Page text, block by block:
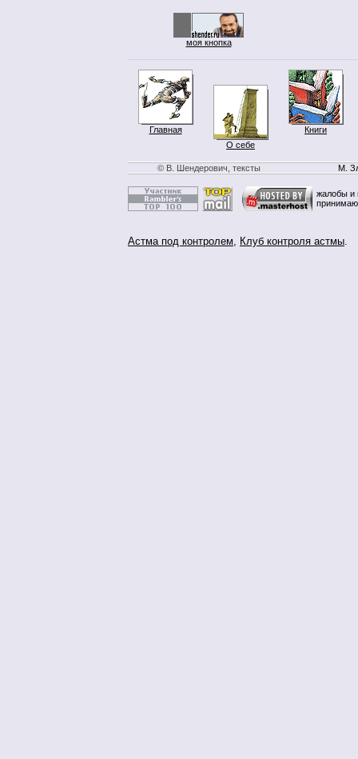
моя кнопка
Главная
О себе
Книги
© В. Шендерович, тексты М.
жалобы и
Астма под контролем, Клуб контроля астмы.